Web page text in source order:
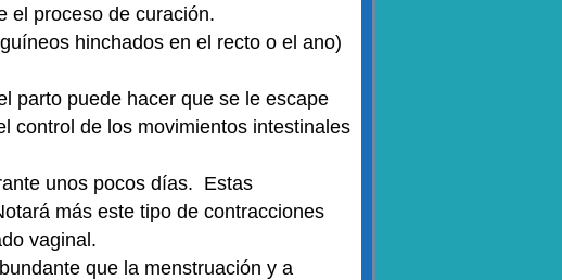
el proceso de curación.
hinchados en el recto o el ano)
parto puede hacer que se le escape
control de los movimientos intestinales
unos pocos días. Estas
más este tipo de contracciones
vaginal.
que la menstruación y a